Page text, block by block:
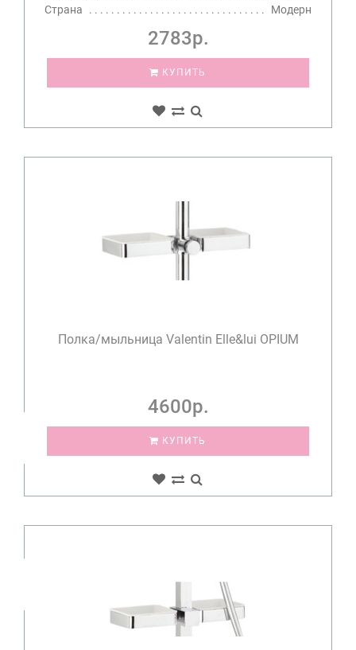
Страна
Модерн
2783р.
КУПИТЬ
Полка/мыльница Valentin Elle&lui OPIUM
4600р.
КУПИТЬ